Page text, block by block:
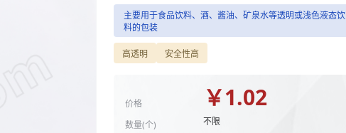
装
主要用于食品饮料、酒、酱油、矿泉水等透明或浅色液态饮
料的包装
高透明 安全性高
价格
数量(个)
￥1.02
不限
杯印技术先进
主营业务: PET片材+杯+盖+盒子生产与销售
优势工艺:
备，浅野杯盖机 3.进口模具